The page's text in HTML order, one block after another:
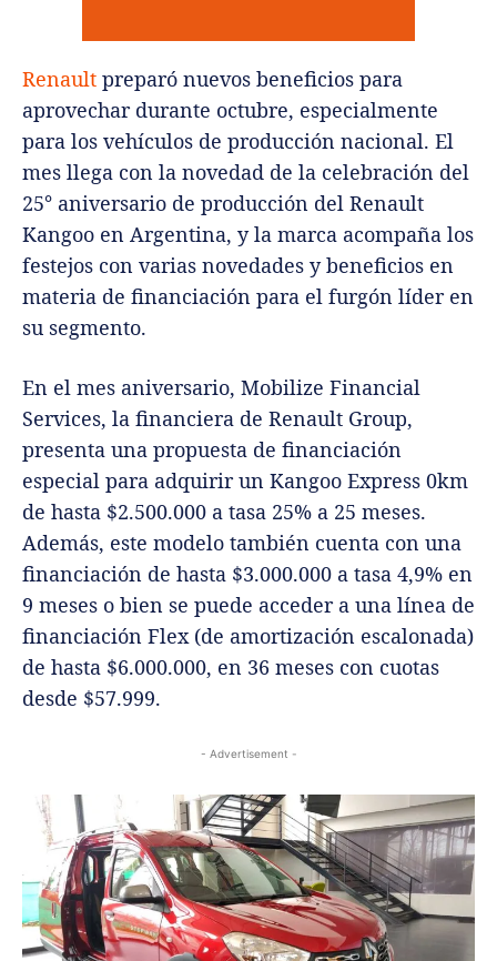
Renault preparó nuevos beneficios para
aprovechar durante octubre, especialmente
para los vehículos de producción nacional. El
mes llega con la novedad de la celebración del
25° aniversario de producción del Renault
Kangoo en Argentina, y la marca acompaña los
festejos con varias novedades y beneficios en
materia de financiación para el furgón líder en
su segmento.
En el mes aniversario, Mobilize Financial
Services, la financiera de Renault Group,
presenta una propuesta de financiación
especial para adquirir un Kangoo Express 0km
de hasta $2.500.000 a tasa 25% a 25 meses.
Además, este modelo también cuenta con una
financiación de hasta $3.000.000 a tasa 4,9% en
9 meses o bien se puede acceder a una línea de
financiación Flex (de amortización escalonada)
de hasta $6.000.000, en 36 meses con cuotas
desde $57.999.
- Advertisement -